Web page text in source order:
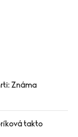
Známa
takto